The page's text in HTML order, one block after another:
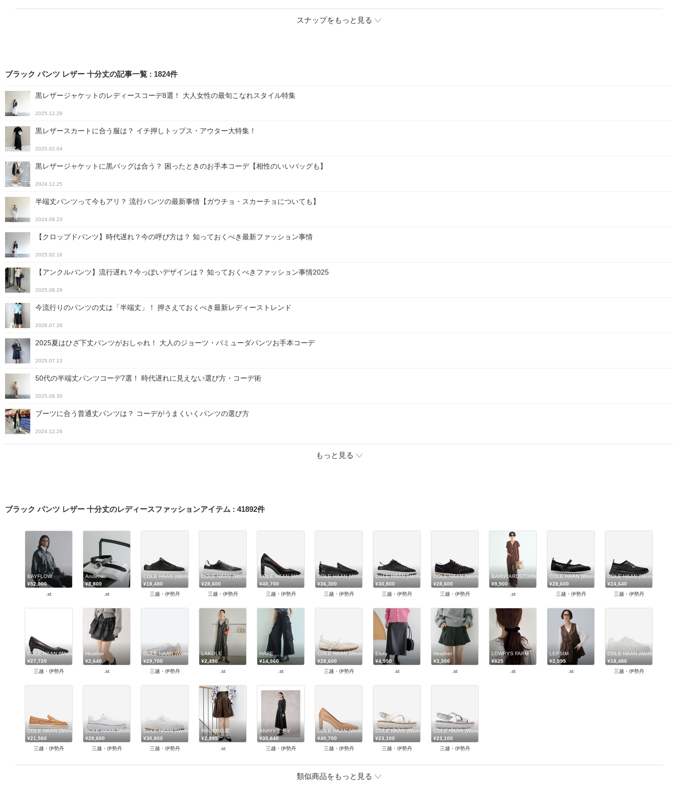
スナップをもっと見る
ブラック パンツ レザー 十分丈の記事一覧 : 1824件
黒レザージャケットのレディースコーデ8選！ 大人女性の最旬こなれスタイル特集
2025.12.29
黒レザースカートに合う服は？ イチ押しトップス・アウター大特集！
2025.02.04
黒レザージャケットに黒バッグは合う？ 困ったときのお手本コーデ【相性のいいバッグも】
2024.12.25
半端丈パンツって今もアリ？ 流行パンツの最新事情【ガウチョ・スカーチョについても】
2024.09.23
【クロップドパンツ】時代遅れ？今の呼び方は？ 知っておくべき最新ファッション事情
2025.02.16
【アンクルパンツ】流行遅れ？今っぽいデザインは？ 知っておくべきファッション事情2025
2025.06.29
今流行りのパンツの丈は「半端丈」！ 押さえておくべき最新レディーストレンド
2026.07.26
2025夏はひざ下丈パンツがおしゃれ！ 大人のジョーツ・バミューダパンツお手本コーデ
2025.07.13
50代の半端丈パンツコーデ7選！ 時代遅れに見えない選び方・コーデ術
2025.06.30
ブーツに合う普通丈パンツは？ コーデがうまくいくパンツの選び方
2024.12.26
もっと見る
ブラック パンツ レザー 十分丈のレディースファッションアイテム : 41892件
BAYFLOW
¥52,000
.st
Andemiu
¥8,800
.st
COLE HAAN (Women)/コール ハーン
¥18,480
三越・伊勢丹
COLE HAAN (Women)/コール ハーン
¥28,600
三越・伊勢丹
COLE HAAN (Women)/コール ハーン
¥40,700
三越・伊勢丹
COLE HAAN (Women)/コール ハーン
¥36,300
三越・伊勢丹
COLE HAAN (Women)/コール ハーン
¥30,800
三越・伊勢丹
COLE HAAN (Women)/コール ハーン
¥28,600
三越・伊勢丹
BARNYARDSTORM
¥9,900
.st
COLE HAAN (Women)/コール ハーン
¥28,600
三越・伊勢丹
COLE HAAN (Women)/コール
¥24,640
三越・伊勢丹
COLE HAAN (Women)/コール ハーン
¥27,720
三越・伊勢丹
Heather
¥2,640
.st
COLE HAAN (Women)/コール ハーン
¥29,700
三越・伊勢丹
LAKOLE
¥2,490
.st
HARE
¥14,960
.st
COLE HAAN (Women)/コール ハーン
¥28,600
三越・伊勢丹
Elura
¥4,950
.st
Heather
¥3,300
.st
LOWRYS FARM
¥825
.st
LEPSIM
¥2,995
.st
COLE HAAN (Women)/コール
¥18,480
三越・伊勢丹
COLE HAAN (Women)/コール ハーン
¥21,560
三越・伊勢丹
COLE HAAN (Women)/コール ハーン
¥28,600
三越・伊勢丹
COLE HAAN (Women)/コール ハーン
¥30,800
三越・伊勢丹
RAGEBLUE
¥2,995
.st
ANAYI/アナイ
¥35,640
三越・伊勢丹
COLE HAAN (Women)/コール ハーン
¥40,700
三越・伊勢丹
COLE HAAN (Women)/コール ハーン
¥23,100
三越・伊勢丹
COLE HAAN (Women)/コール ハーン
¥23,100
三越・伊勢丹
類似商品をもっと見る